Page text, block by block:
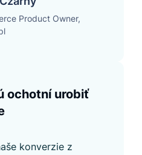
Product Owner,
ochotní urobiť
konverzie z